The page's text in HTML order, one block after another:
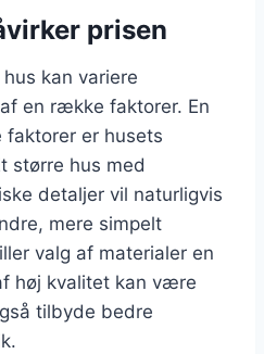
prisen
kan variere
en række faktorer. En
er husets
større hus med
detaljer vil naturligvis
mere simpelt
valg af materialer en
høj kvalitet kan være
tilbyde bedre